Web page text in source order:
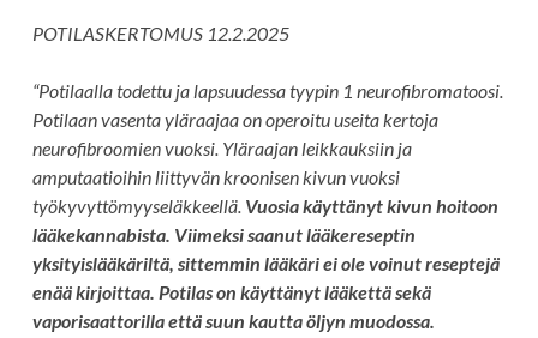
POTILASKERTOMUS 12.2.2025
“Potilaalla todettu ja lapsuudessa tyypin 1 neurofibromatoosi.
Potilaan vasenta yläraajaa on operoitu useita kertoja
neurofibroomien vuoksi. Yläraajan leikkauksiin ja
amputaatioihin liittyvän kroonisen kivun vuoksi
työkyvyttömyyseläkkeellä. Vuosia käyttänyt kivun hoitoon
lääkekannabista. Viimeksi saanut lääkereseptin
yksityislääkäriltä, sittemmin lääkäri ei ole voinut reseptejä
enää kirjoittaa. Potilas on käyttänyt lääkettä sekä
vaporisaattorilla että suun kautta öljyn muodossa.